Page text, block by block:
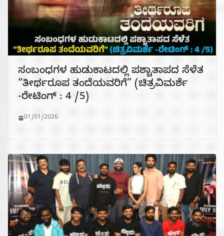
ಸಂಬಂಧಗಳ ಹುಡುಕಾಟದಲ್ಲಿ ಪಶ್ಚಾತಾಪದ ಸೆಳೆತ
“ತೀರ್ಥರೂಪ ತಂದೆಯವರಿಗೆ” (ಚಿತ್ರವಿಮರ್ಶೆ
-ರೇಟಿಂಗ್ : 4 /5)
01/01/2026